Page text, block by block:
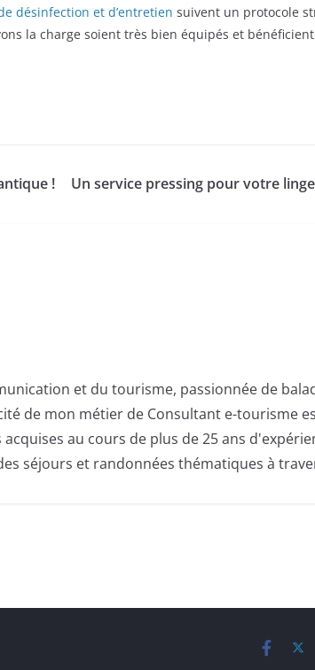
désinfection et d’entretien suivent un protocole
la charge soient très bien équipés et bénéficient
! Un service pressing pour votre
et du tourisme, passionnée de
de mon métier de Consultant e-tourisme
au cours de plus de 25 ans
séjours et randonnées thématiques à